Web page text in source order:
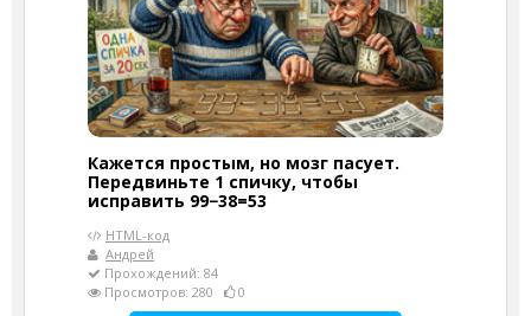
Кажется простым, но мозг пасует.
Передвиньте 1 спичку, чтобы
исправить 99−38=53
HTML-код
Андрей
Прохождений: 84
Просмотров: 280
0